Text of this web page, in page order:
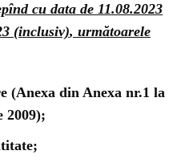
cu data de 11.08.2023
(inclusiv), următoarele
(Anexa din Anexa nr.1 la
2009);